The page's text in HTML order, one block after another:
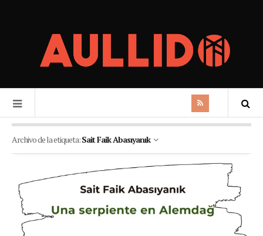
Archivo de la etiqueta:Sait Faik Abasıyanık